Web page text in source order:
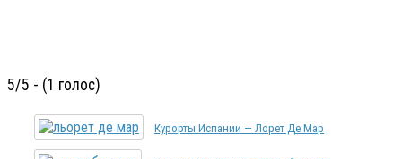
5/5 - (1 голос)
Курорты Испании — Лорет Де Мар